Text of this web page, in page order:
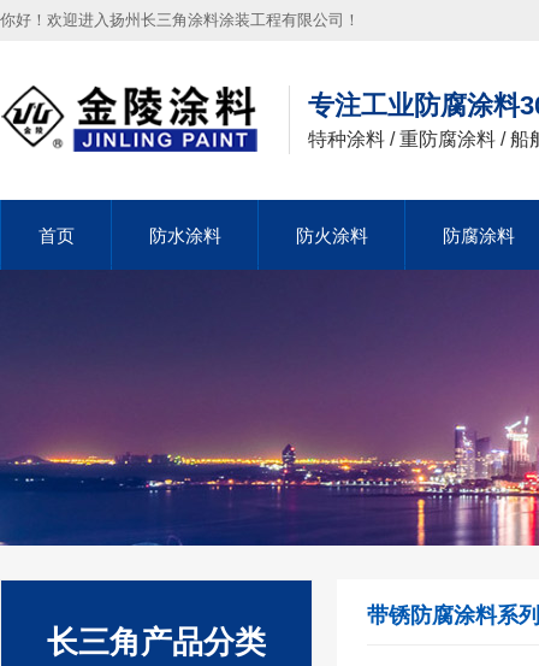
你好！欢迎进入扬州长三角涂料涂装工程有限公司！
专注工业防腐涂料
特种涂料 / 重防腐涂料 / 船
首页
首页 防水涂料
防水涂料 防火涂料
防火涂料 防腐涂料
防腐涂料
长三角产品分类
带锈防腐涂料系列